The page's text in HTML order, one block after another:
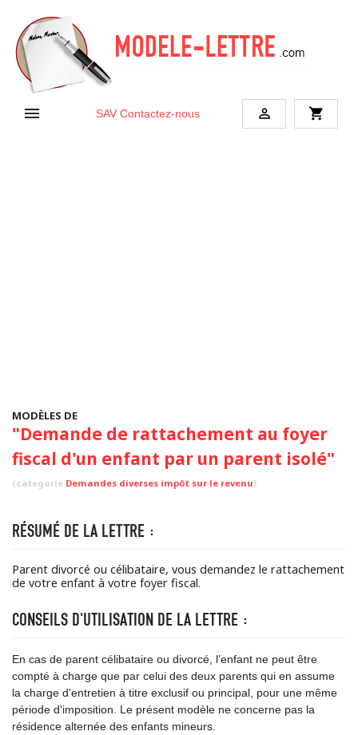
 SAV Contactez-nous  shopping_cart
MODÈLES DE
"Demande de rattachement au foyer
fiscal d'un enfant par un parent isolé"
(categorie Demandes diverses impôt sur le revenu)
RÉSUMÉ DE LA LETTRE :
Parent divorcé ou célibataire, vous demandez le rattachement
de votre enfant à votre foyer fiscal.
CONSEILS D'UTILISATION DE LA LETTRE :
En cas de parent célibataire ou divorcé, l’enfant ne peut être
compté à charge que par celui des deux parents qui en assume
la charge d'entretien à titre exclusif ou principal, pour une même
période d'imposition. Le présent modèle ne concerne pas la
résidence alternée des enfants mineurs.